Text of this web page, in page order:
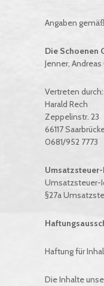
Angaben
Die Schoenen
Jenner, Andreas
Vertreten durch:
Harald Rech
Zeppelinstr. 23
66117
0681/952 7773
Umsatzsteuer-
Umsatzsteuer-
§27a
Haftung für
Die Inhalte